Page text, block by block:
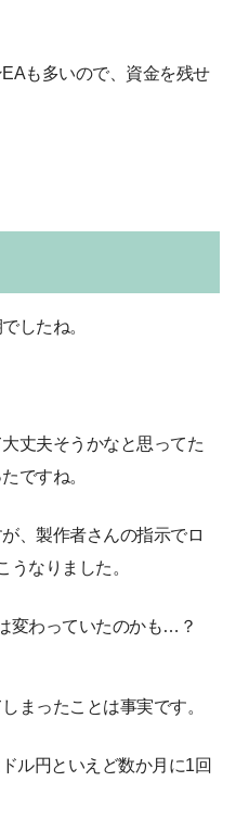
も多いので、資金を残せ
したね。
丈夫そうかなと思ってた
ですね。
、製作者さんの指示でロ
うなりました。
変わっていたのかも…？
まったことは事実です。
ル円といえど数か月に1回